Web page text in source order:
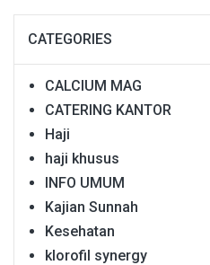
CATEGORIES
CALCIUM MAG
CATERING KANTOR
Haji
haji khusus
INFO UMUM
Kajian Sunnah
Kesehatan
klorofil synergy